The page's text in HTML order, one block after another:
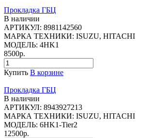
Прокладка ГБЦ
В наличии
АРТИКУЛ: 8981142560
МАРКА ТЕХНИКИ: ISUZU, HITACHI
МОДЕЛЬ: 4HK1
8500р.
Купить В корзине
Прокладка ГБЦ
В наличии
АРТИКУЛ: 8943927213
МАРКА ТЕХНИКИ: ISUZU, HITACHI
МОДЕЛЬ: 6HK1-Tier2
12500р.